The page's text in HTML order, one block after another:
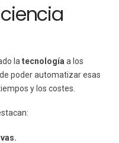
la tecnología a los
poder automatizar esas
y los costes.